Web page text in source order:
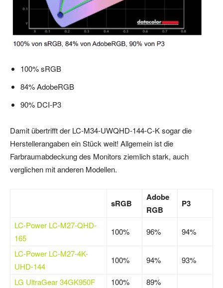
100% sRGB
84% AdobeRGB
90% DCI-P3
Damit übertrifft der LC-M34-UWQHD-144-C-K sogar die
Herstellerangaben ein Stück weit! Allgemein ist die
Farbraumabdeckung des Monitors ziemlich stark, auch
verglichen mit anderen Modellen.
sRGB
Adobe
RGB
P3
LC-Power LC-M27-QHD-
165
100% 96% 94%
LC-Power LC-M27-4K-
UHD-144
100% 94% 93%
LG UltraGear 34GK950F 100%
89%